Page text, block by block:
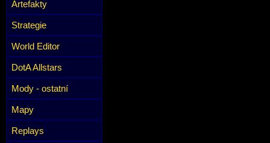
Artefakty
Strategie
World Editor
DotA Allstars
Mody - ostatní
Mapy
Replays